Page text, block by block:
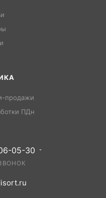
продажи
ПДн
05-30